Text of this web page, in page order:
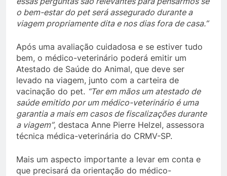
o bem-estar do pet será assegurado durante a
viagem propriamente dita e nos dias fora de casa.”
Após uma avaliação cuidadosa e se estiver tudo
bem, o médico-veterinário poderá emitir um
Atestado de Saúde do Animal, que deve ser
levado na viagem, junto com a carteira de
vacinação do pet. “Ter em mãos um atestado de
saúde emitido por um médico-veterinário é uma
garantia a mais em casos de fiscalizações durante
a viagem”, destaca Anne Pierre Helzel, assessora
técnica médica-veterinária do CRMV-SP.
Mais um aspecto importante a levar em conta e
que precisará da orientação do médico-